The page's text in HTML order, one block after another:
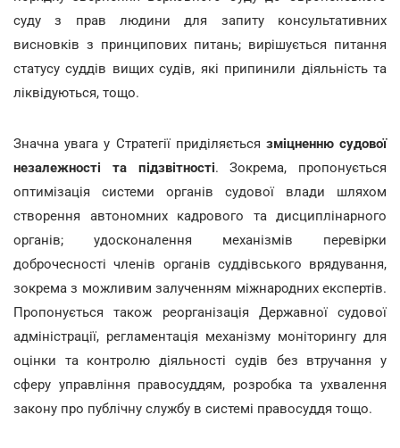
суду з прав людини для запиту консультативних
висновків з принципових питань; вирішується питання
статусу суддів вищих судів, які припинили діяльність та
ліквідуються, тощо.
Значна увага у Стратегії приділяється зміцненню судової
незалежності та підзвітності. Зокрема, пропонується
оптимізація системи органів судової влади шляхом
створення автономних кадрового та дисциплінарного
органів; удосконалення механізмів перевірки
доброчесності членів органів суддівського врядування,
зокрема з можливим залученням міжнародних експертів.
Пропонується також реорганізація Державної судової
адміністрації, регламентація механізму моніторингу для
оцінки та контролю діяльності судів без втручання у
сферу управління правосуддям, розробка та ухвалення
закону про публічну службу в системі правосуддя тощо.